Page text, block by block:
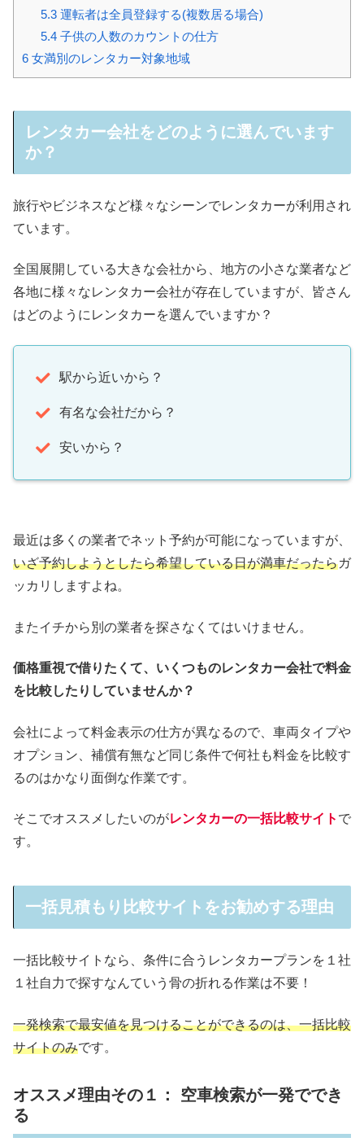
5.3運転者は全員登録する(複数居る場合)
5.4子供の人数のカウントの仕方
6 女満別のレンタカー対象地域
レンタカー会社をどのように選んでいます
か？
旅行やビジネスなど様々なシーンでレンタカーが利用され
ています。
全国展開している大きな会社から、地方の小さな業者など
各地に様々なレンタカー会社が存在していますが、皆さん
はどのようにレンタカーを選んでいますか？
駅から近いから？
有名な会社だから？
安いから？
最近は多くの業者でネット予約が可能になっていますが、
いざ予約しようとしたら希望している日が満車だったらガ
ッカリしますよね。
またイチから別の業者を探さなくてはいけません。
価格重視で借りたくて、いくつものレンタカー会社で料金
を比較したりしていませんか？
会社によって料金表示の仕方が異なるので、車両タイプや
オプション、補償有無など同じ条件で何社も料金を比較す
るのはかなり面倒な作業です。
そこでオススメしたいのがレンタカーの一括比較サイト で
す。
一括見積もり比較サイトをお勧めする理由
一括比較サイトなら、条件に合うレンタカープランを１社
１社自力で探すなんていう骨の折れる作業は不要！
一発検索で最安値を見つけることができるのは、一括比較
サイトのみです。
オススメ理由その１： 空車検索が一発ででき
る